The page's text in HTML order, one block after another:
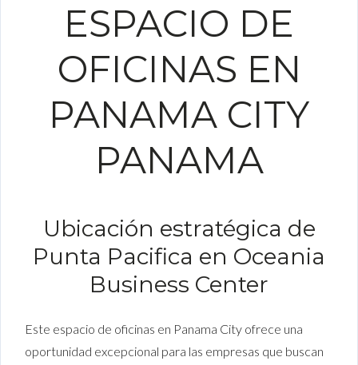
ESPACIO DE
OFICINAS EN
PANAMA CITY
PANAMA
Ubicación estratégica de
Punta Pacifica en Oceania
Business Center
Este espacio de oficinas en Panama City ofrece una
oportunidad excepcional para las empresas que buscan